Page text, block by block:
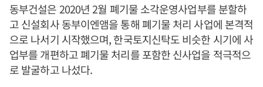
동부건설은 2020년 2월 폐기물 소각운영사업부를 분할하
고 신설회사 동부이엔앰을 통해 폐기물 처리 사업에 본격적
으로 나서기 시작했으며, 한국토지신탁도 비슷한 시기에 사
업부를 개편하고 폐기물 처리를 포함한 신사업을 적극적으
로 발굴하고 나섰다.